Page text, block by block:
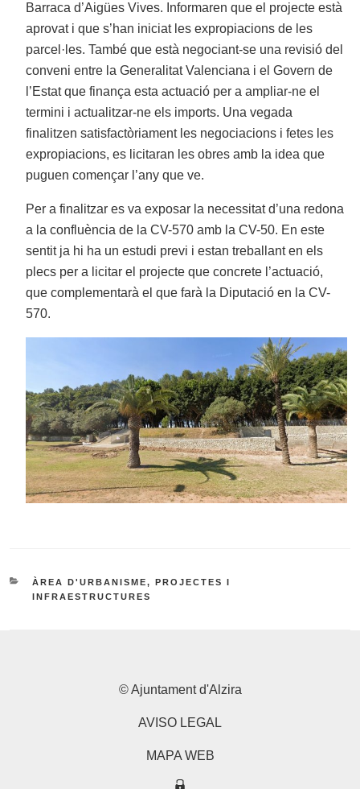
Barraca d’Aigües Vives. Informaren que el projecte està
aprovat i que s’han iniciat les expropiacions de les
parcel·les. També que està negociant-se una revisió del
conveni entre la Generalitat Valenciana i el Govern de
l’Estat que finança esta actuació per a ampliar-ne el
termini i actualitzar-ne els imports. Una vegada
finalitzen satisfactòriament les negociacions i fetes les
expropiacions, es licitaran les obres amb la idea que
puguen començar l’any que ve.
Per a finalitzar es va exposar la necessitat d’una redona
a la confluència de la CV-570 amb la CV-50. En este
sentit ja hi ha un estudi previ i estan treballant en els
plecs per a licitar el projecte que concrete l’actuació,
que complementarà el que farà la Diputació en la CV-
570.
CATEGORIES
ÀREA D'URBANISME, PROJECTES I
INFRAESTRUCTURES
© Ajuntament d'Alzira
AVISO LEGAL
MAPA WEB